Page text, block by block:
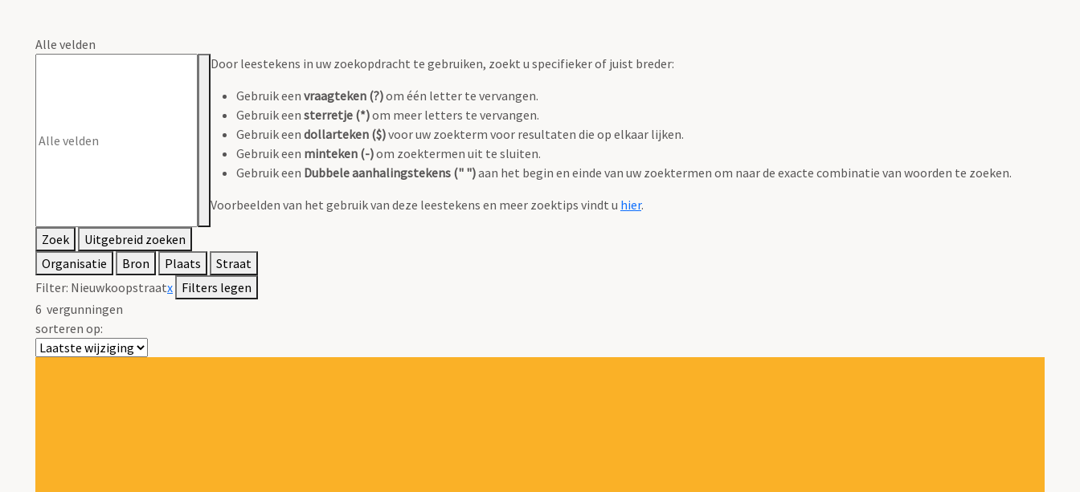
Alle velden
Door leestekens in uw zoekopdracht te gebruiken, zoekt u specifieker of juist breder:
Gebruik een vraagteken (?)om één letter te vervangen.
Gebruik een sterretje (*)om meer letters te vervangen.
Gebruik een dollarteken ($)voor uw zoekterm voor resultaten die op elkaar lijken.
Gebruik een minteken (-)om zoektermen uit te sluiten.
Gebruik een Dubbele aanhalingstekens (" ")aan het begin en einde van uw zoektermen om naar de exacte combinatie van woorden te zoeken.
Voorbeelden van het gebruik van deze leestekens en meer zoektips vindt u hier.
Zoek
Uitgebreid zoeken
Organisatie
Bron Plaats
Straat
Filter: Nieuwkoopstraatx Filters legen
6 vergunningen
sorteren op: